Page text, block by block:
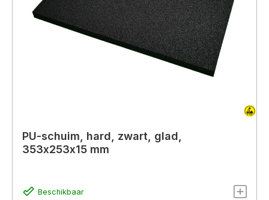
PU-schuim, hard, zwart, glad,
353x253x15 mm
Beschikbaar